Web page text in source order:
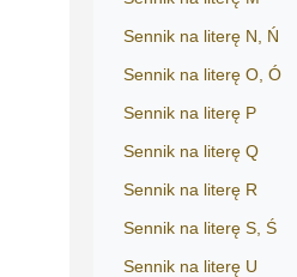
Sennik na literę N, Ń
Sennik na literę O, Ó
Sennik na literę P
Sennik na literę Q
Sennik na literę R
Sennik na literę S, Ś
Sennik na literę U